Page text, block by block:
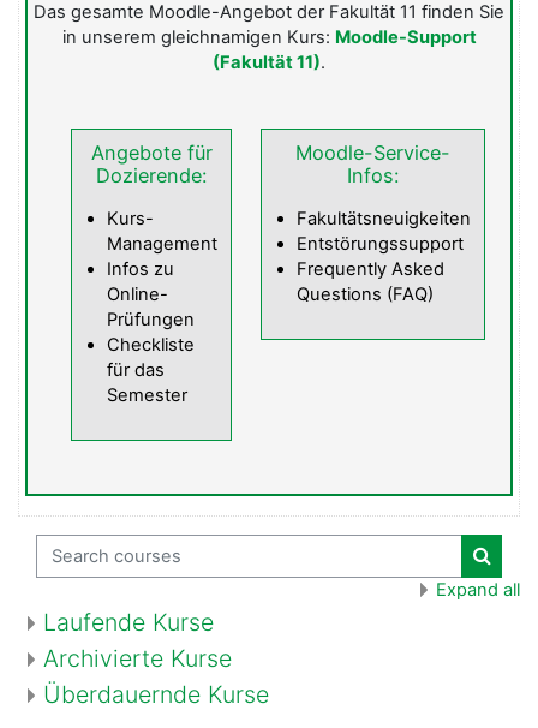
Das gesamte Moodle-Angebot der Fakultät 11 finden Sie
in unserem gleichnamigen Kurs: Moodle-Support
(Fakultät 11).
Angebote für
Dozierende:
Kurs-
Management
Infos zu
Online-
Prüfungen
Checkliste
für das
Semester
Moodle-Service-
Infos:
Fakultätsneuigkeiten
Entstörungssupport
Frequently Asked
Questions (FAQ)
Search courses
Expand all
Laufende Kurse
Archivierte Kurse
Überdauernde Kurse